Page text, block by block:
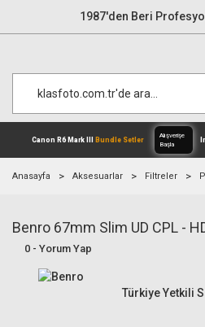
1987'den Beri
Canon R6 Mark IIIBundle
Anasayfa Aksesuarlar Filtreler
Benro 67mm Slim UD CPL -
0 - Yorum Yap
Türkiye Yetkili